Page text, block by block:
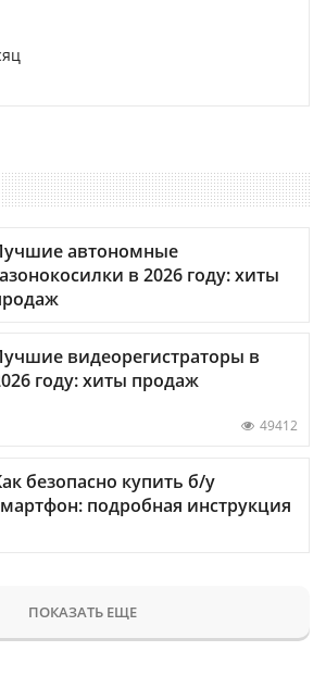
автономные
в 2026 году: хиты
видеорегистраторы в
году: хиты продаж
49412
безопасно купить б/у
подробная инструкция
ПОКАЗАТЬ ЕЩЕ